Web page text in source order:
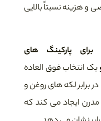
و هزینه نسبتاً بالایی
پارکینگ های
یک انتخاب فوق العاده
برابر لکه های روغن و
ایجاد می کند که